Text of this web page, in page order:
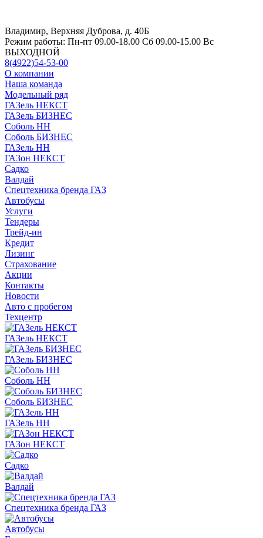
Владимир, Верхняя Дуброва, д. 40Б
Режим работы: Пн-пт 09.00-18.00 Сб 09.00-15.00 Вс
ВЫХОДНОЙ
8(4922)54-53-00
О компании
Наша команда
Модельный ряд
ГАЗель НЕКСТ
ГАЗель БИЗНЕС
Соболь НН
Соболь БИЗНЕС
ГАЗель НН
ГАЗон НЕКСТ
Садко
Валдай
Спецтехника бренда ГАЗ
Автобусы
Услуги
Тендеры
Трейд-ин
Кредит
Лизинг
Страхование
Акции
Контакты
Новости
Авто с пробегом
Техцентр
ГАЗель НЕКСТ
ГАЗель БИЗНЕС
Соболь НН
Соболь БИЗНЕС
ГАЗель НН
ГАЗон НЕКСТ
Садко
Валдай
Спецтехника бренда ГАЗ
Автобусы